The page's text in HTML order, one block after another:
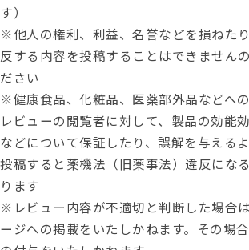
す）
※他人の権利、利益、名誉などを損ねた
反する内容を投稿することはできません
ださい
※健康食品、化粧品、医薬部外品などへ
レビューの閲覧者に対して、製品の効能
などについて保証したり、誤解を与える
投稿すると薬機法（旧薬事法）違反にな
ります
※レビュー内容が不適切と判断した場合
ージへの掲載をいたしかねます。その場